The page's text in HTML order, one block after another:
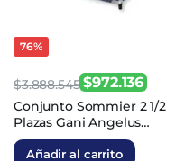
76%
$3.888.545
El
precio
original
$972.136
El
precio
actual
Conjunto Sommier 2 1/2
Plazas Gani Angelus
Espuma 140×190
Añadir al carrito